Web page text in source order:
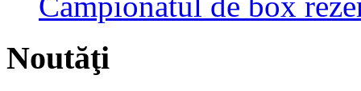
Noutăţi